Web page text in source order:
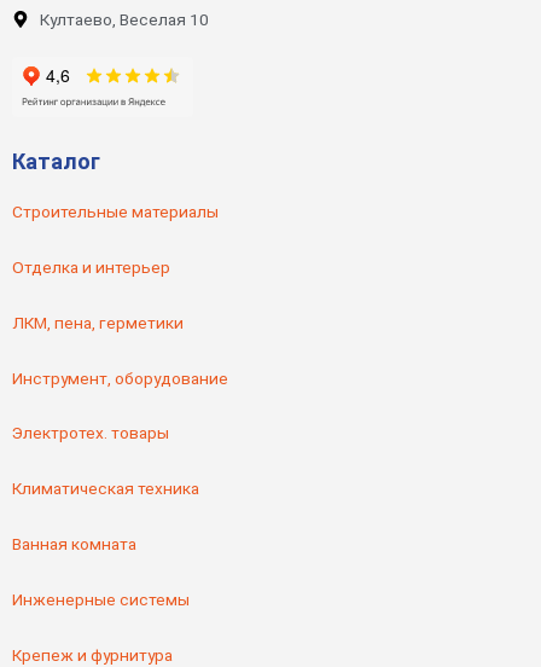
Култаево, Веселая 10
Каталог
Строительные материалы
Отделка и интерьер
ЛКМ, пена, герметики
Инструмент, оборудование
Электротех. товары
Климатическая техника
Ванная комната
Инженерные системы
Крепеж и фурнитура